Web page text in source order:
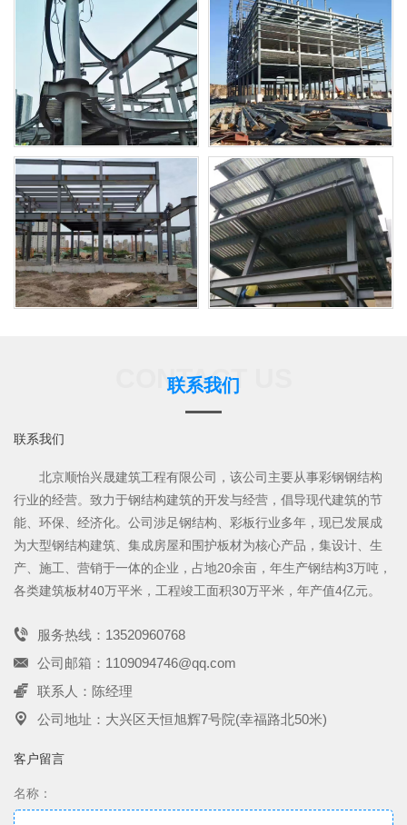
CONTACT US
联系我们
联系我们
北京顺怡兴晟建筑工程有限公司，该公司主要从事彩钢钢结构
行业的经营。致力于钢结构建筑的开发与经营，倡导现代建筑的节
能、环保、经济化。公司涉足钢结构、彩板行业多年，现已发展成
为大型钢结构建筑、集成房屋和围护板材为核心产品，集设计、生
产、施工、营销于一体的企业，占地20余亩，年生产钢结构3万吨，
各类建筑板材40万平米，工程竣工面积30万平米，年产值4亿元。
服务热线：13520960768
公司邮箱：1109094746@qq.com
联系人：陈经理
公司地址：大兴区天恒旭辉7号院(幸福路北50米)
客户留言
名称：